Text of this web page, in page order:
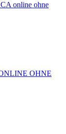
online ohne
OHNE